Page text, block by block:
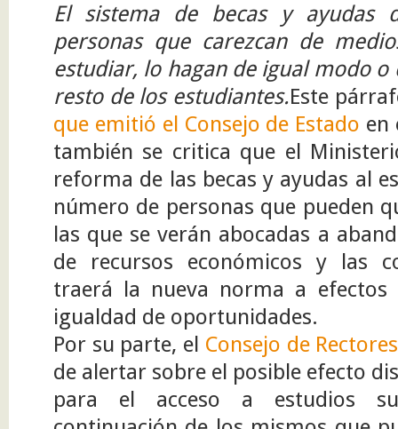
El sistema de becas y ayudas
personas que carezcan de
estudiar, lo hagan de igual modo
resto de los estudiantes.Este
que emitió el Consejo de Estado en
también se critica que el
reforma de las becas y ayudas al
número de personas que pueden
las que se verán abocadas a
de recursos económicos y las
traerá la nueva norma a
igualdad de oportunidades.
Por su parte, el Consejo de Rectores
de alertar sobre el posible efecto
para el acceso a estudios